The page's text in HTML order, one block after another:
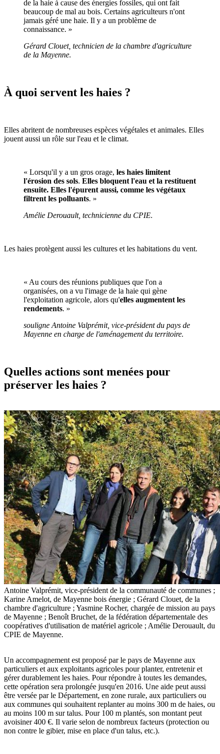
de la haie à cause des énergies fossiles, qui ont fait
beaucoup de mal au bois. Certains agriculteurs n'ont
jamais géré une haie. Il y a un problème de
connaissance. »
Gérard Clouet, technicien de la chambre d'agriculture
de la Mayenne.
À quoi servent les haies ?
Elles abritent de nombreuses espèces végétales et animales. Elles
jouent aussi un rôle sur l'eau et le climat.
« Lorsqu'il y a un gros orage, les haies limitent
l'érosion des sols. Elles bloquent l'eau et la restituent
ensuite. Elles l'épurent aussi, comme les végétaux
filtrent les polluants. »
Amélie Derouault, technicienne du CPIE.
Les haies protègent aussi les cultures et les habitations du vent.
« Au cours des réunions publiques que l'on a
organisées, on a vu l'image de la haie qui gène
l'exploitation agricole, alors qu'elles augmentent les
rendements. »
souligne Antoine Valprémit, vice-président du pays de
Mayenne en charge de l'aménagement du territoire.
Quelles actions sont menées pour
préserver les haies ?
Antoine Valprémit, vice-président de la communauté de communes ;
Karine Amelot, de Mayenne bois énergie ; Gérard Clouet, de la
chambre d'agriculture ; Yasmine Rocher, chargée de mission au pays
de Mayenne ; Benoît Bruchet, de la fédération départementale des
coopératives d'utilisation de matériel agricole ; Amélie Derouault, du
CPIE de Mayenne.
Un accompagnement est proposé par le pays de Mayenne aux
particuliers et aux exploitants agricoles pour planter, entretenir et
gérer durablement les haies. Pour répondre à toutes les demandes,
cette opération sera prolongée jusqu'en 2016. Une aide peut aussi
être versée par le Département, en zone rurale, aux particuliers ou
aux communes qui souhaitent replanter au moins 300 m de haies, ou
au moins 100 m sur talus. Pour 100 m plantés, son montant peut
avoisiner 400 €. Il varie selon de nombreux facteurs (protection ou
non contre le gibier, mise en place d'un talus, etc.).